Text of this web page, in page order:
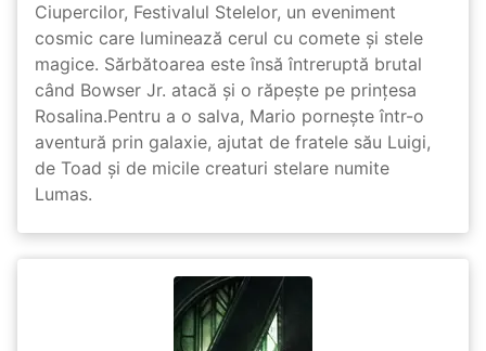
Ciupercilor, Festivalul Stelelor, un eveniment
cosmic care luminează cerul cu comete și stele
magice. Sărbătoarea este însă întreruptă brutal
când Bowser Jr. atacă și o răpește pe prinţesa
Rosalina.Pentru a o salva, Mario pornește într-o
aventură prin galaxie, ajutat de fratele său Luigi,
de Toad și de micile creaturi stelare numite
Lumas.